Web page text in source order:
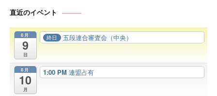
直近のイベント
8月
9
日
終日 五段連合審査会（中央）
8月
10
月
1:00 PM 連盟占有